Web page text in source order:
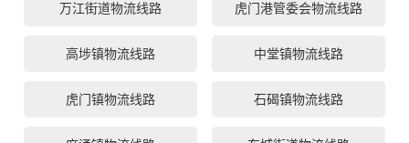
万江街道物流线路 虎门港管委会物流线路
高埗镇物流线路 中堂镇物流线路
虎门镇物流线路 石碣镇物流线路